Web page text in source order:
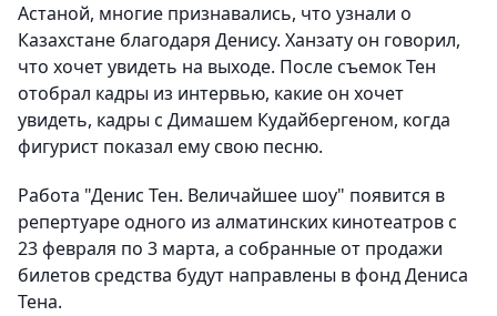
Астаной, многие признавались, что узнали о
Казахстане благодаря Денису. Ханзату он говорил,
что хочет увидеть на выходе. После съемок Тен
отобрал кадры из интервью, какие он хочет
увидеть, кадры с Димашем Кудайбергеном, когда
фигурист показал ему свою песню.
Работа "Денис Тен. Величайшее шоу" появится в
репертуаре одного из алматинских кинотеатров с
23 февраля по 3 марта, а собранные от продажи
билетов средства будут направлены в фонд Дениса
Тена.